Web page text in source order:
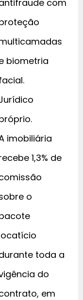
com
biometria
imobiliária
1,3% de
o
toda a
do
em